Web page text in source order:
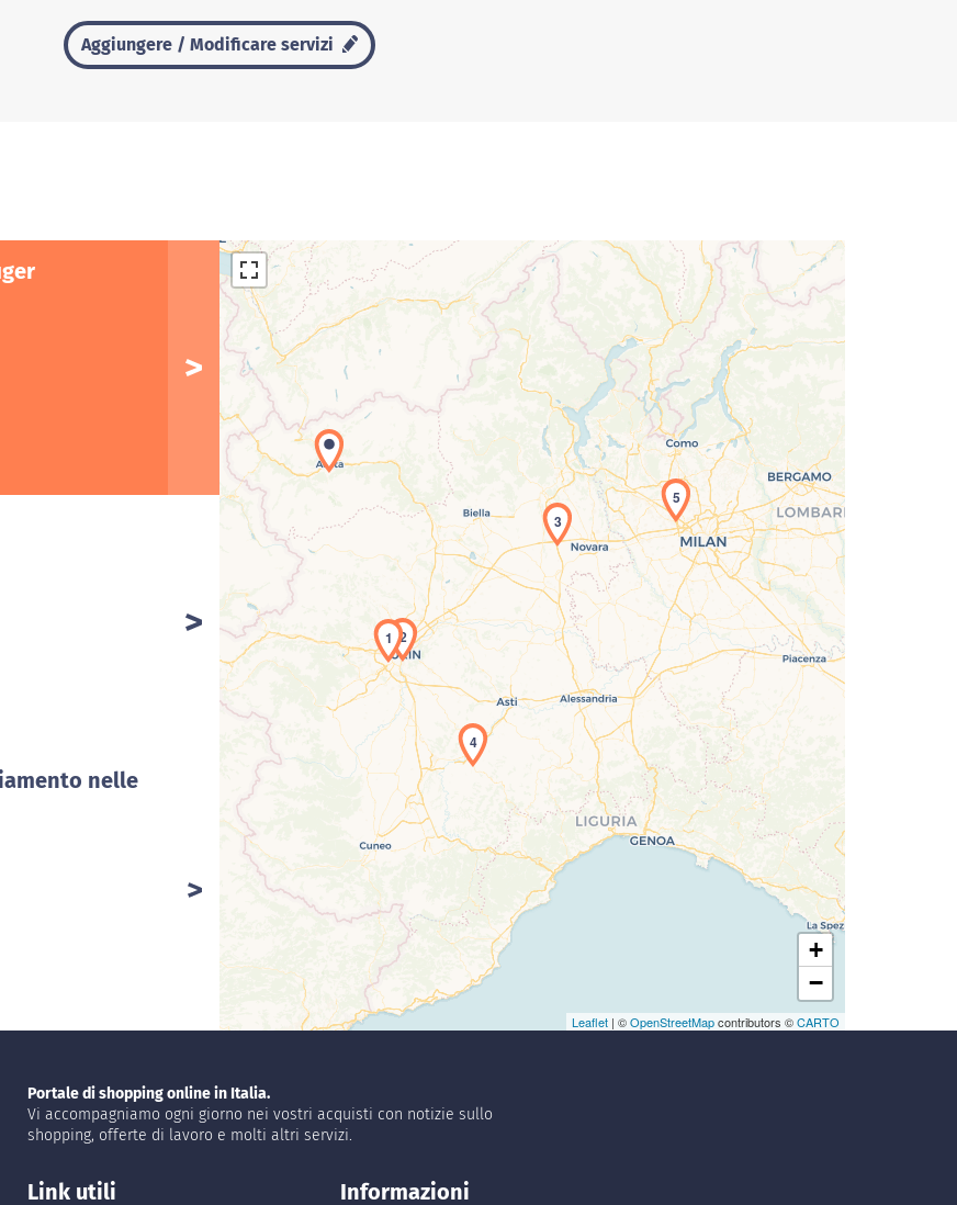
Aggiungere / Modificare servizi
nelle
Caricamento della carta in corso...
1 2
3
4
5
+
−
Leaflet | ©OpenStreetMapcontributors ©CARTO
Portale di shopping online in Italia.
Vi accompagniamo ogni giorno nei vostri acquisti con notizie sullo
shopping, offerte di lavoro e molti altri servizi.
Link utili Informazioni